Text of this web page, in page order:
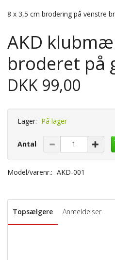
8 x 3,5 cm brodering på venstre
AKD
broderet på
DKK 99,00
Lager: På lager
Antal
Model/varenr.: AKD-001
Topsælgere Anmeldelser